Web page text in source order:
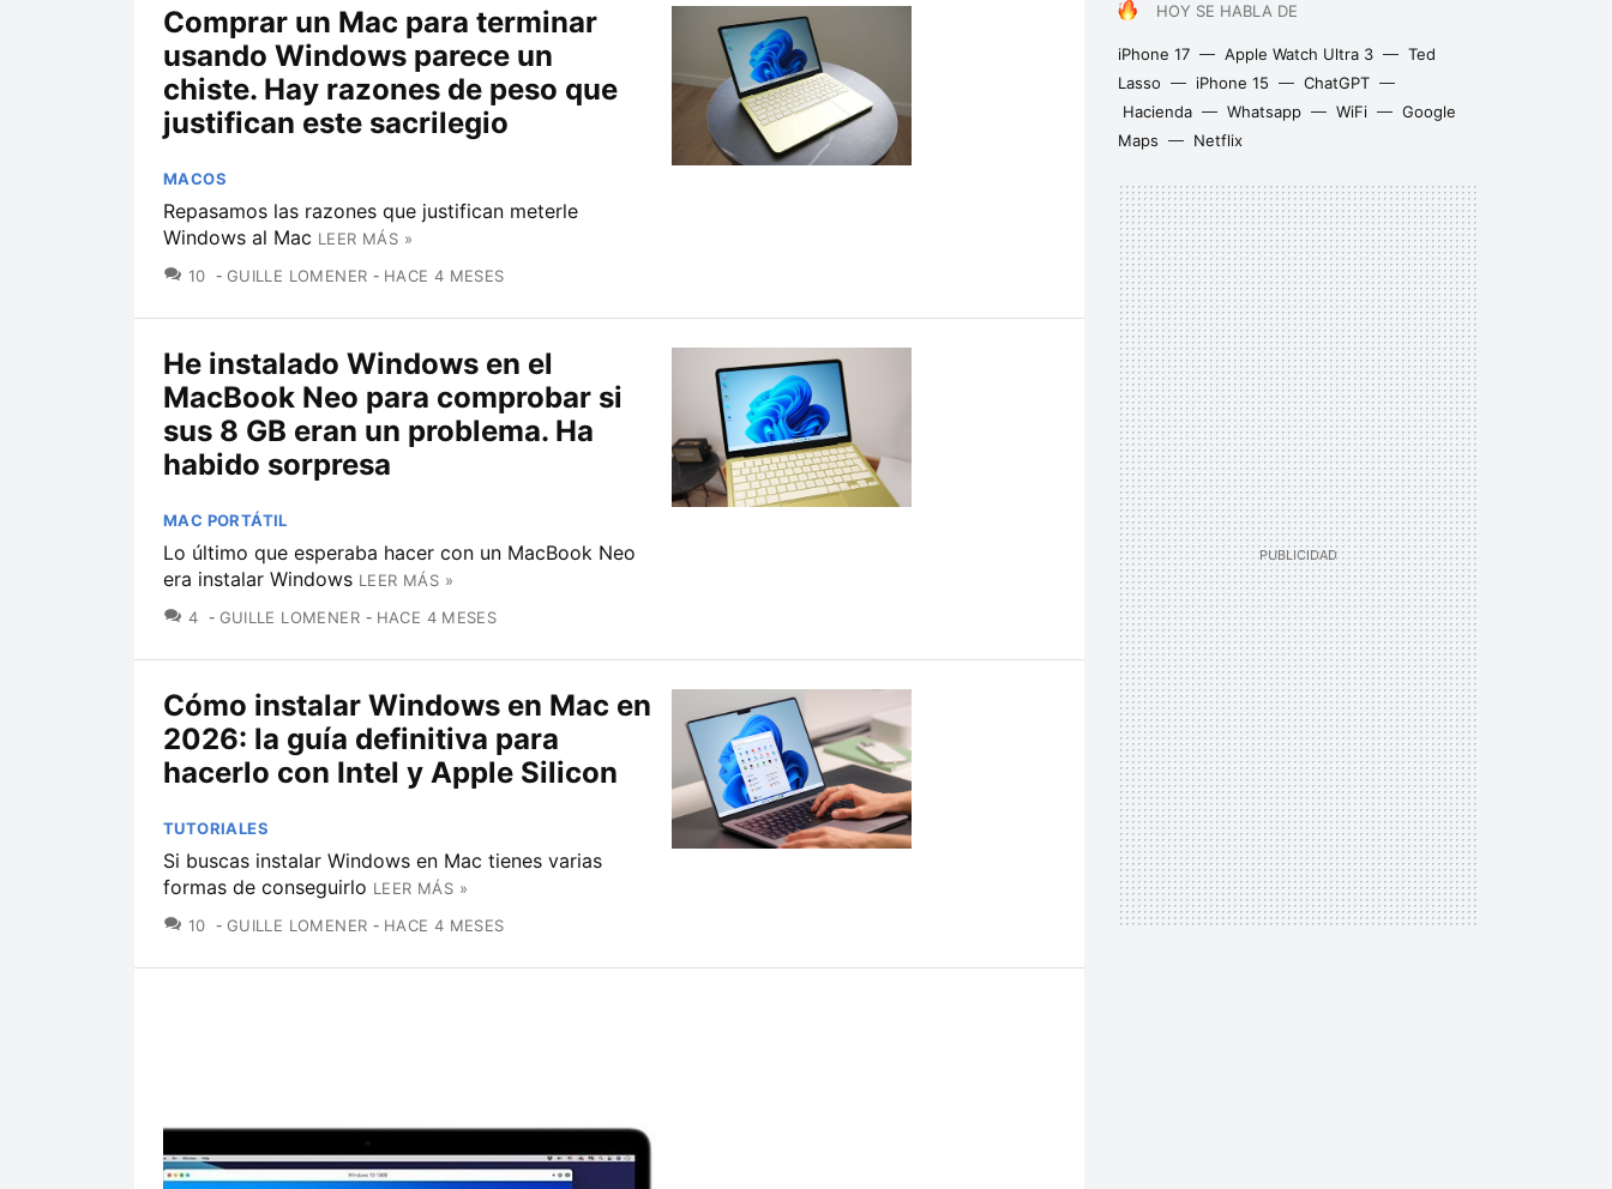
HOY SE HABLA DE
iPhone 17 Apple Watch Ultra 3
Ted
Lasso
iPhone 15
ChatGPT
Hacienda
Whatsapp WiFi
Google
Maps
Netflix
Comprar un Mac para terminar
usando Windows parece un
chiste. Hay razones de peso que
justifican este sacrilegio
MACOS
Repasamos las razones que justifican meterle
Windows al Mac LEER MÁS »
10 COMENTARIOS
GUILLE LOMENER HACE 4 MESES
He instalado Windows en el
MacBook Neo para comprobar si
sus 8 GB eran un problema. Ha
habido sorpresa
MAC PORTÁTIL
Lo último que esperaba hacer con un MacBook Neo
era instalar Windows LEER MÁS »
4 COMENTARIOS
GUILLE LOMENER HACE 4 MESES
Cómo instalar Windows en Mac en
2026: la guía definitiva para
hacerlo con Intel y Apple Silicon
TUTORIALES
Si buscas instalar Windows en Mac tienes varias
formas de conseguirlo LEER MÁS »
10 COMENTARIOS
GUILLE LOMENER HACE 4 MESES